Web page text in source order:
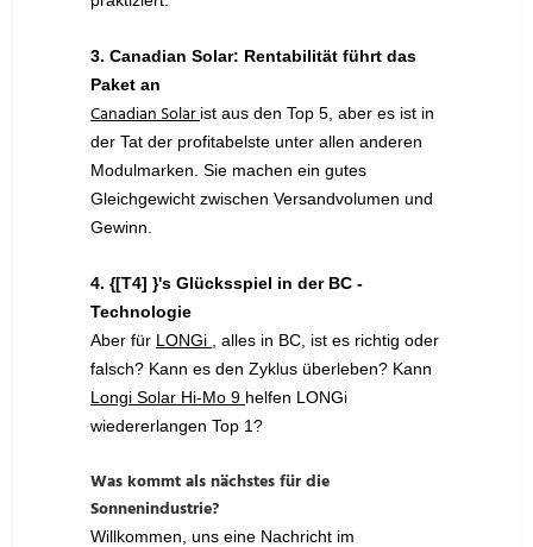
3. Canadian Solar: Rentabilität führt das
Paket an
Canadian Solarist aus den Top 5, aber es ist in
der Tat der profitabelste unter allen anderen
Modulmarken. Sie machen ein gutes
Gleichgewicht zwischen Versandvolumen und
Gewinn.
4. {[T4] }'s Glücksspiel in der BC -
Technologie
Aber für LONGi , alles in BC, ist es richtig oder
falsch? Kann es den Zyklus überleben? Kann
Longi Solar Hi-Mo 9 helfen LONGi
wiedererlangen Top 1?
Was kommt als nächstes für die
Sonnenindustrie?
Willkommen, uns eine Nachricht im